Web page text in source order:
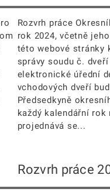
Rozvrh práce
rok 2024, včetně
této webové stránky
správy soudu č.
elektronické úřední
vchodových dveří
Předsedkyně
každý kalendářní
projednává se...
Rozvrh práce